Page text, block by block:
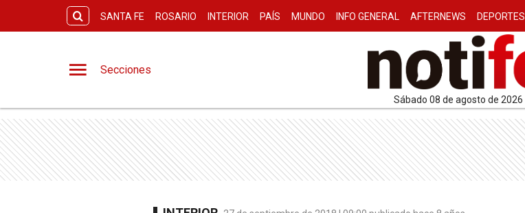
SANTA FE ROSARIO INTERIOR PAÍS MUNDO INFO GENERAL AFTERNEWS DEPORTES
Secciones
sábado 08 de agosto de 2026